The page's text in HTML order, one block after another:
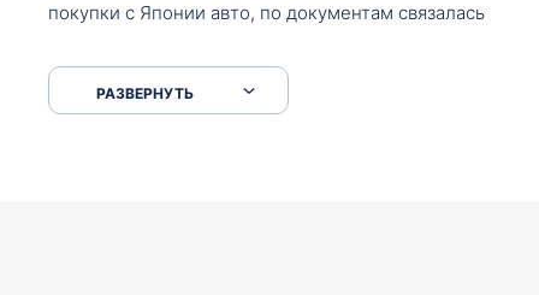
покупки с Японии авто, по документам связалась
что заполнить, куда зайти, образцы и т.д. После
приехал за авто. Меня тепло встретили Сергей с
РАЗВЕРНУТЬ